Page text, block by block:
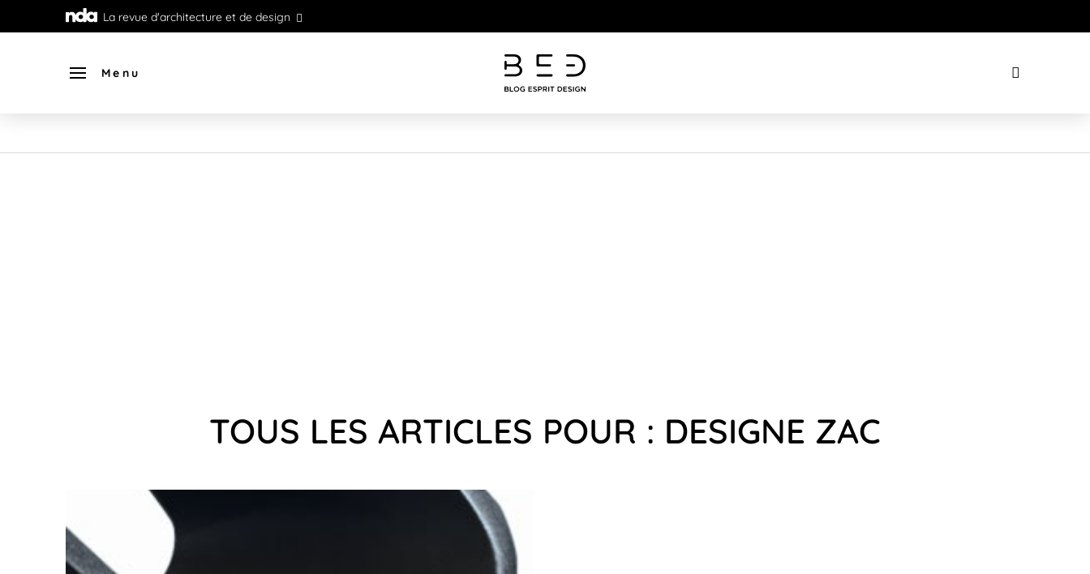
La revue d'architecture et de design
Menu
TOUS LES ARTICLES POUR : DESIGNE ZAC